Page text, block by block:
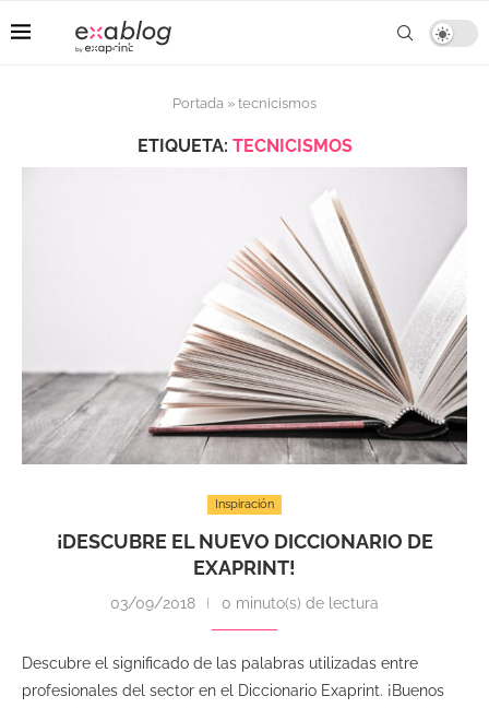
Portada » tecnicismos
ETIQUETA: TECNICISMOS
Inspiración
¡DESCUBRE EL NUEVO DICCIONARIO DE
EXAPRINT!
03/09/2018 0 minuto(s) de lectura
Descubre el significado de las palabras utilizadas entre
profesionales del sector en el Diccionario Exaprint. ¡Buenos